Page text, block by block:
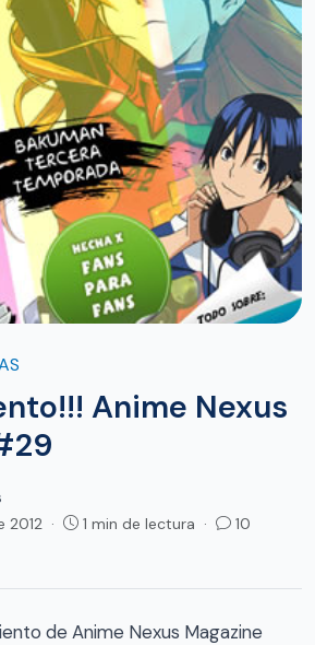
Anime Nexus
2012 · 1 min de lectura ·
10
de Anime Nexus Magazine